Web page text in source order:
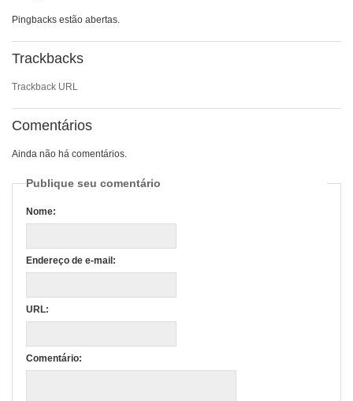
Pingbacks estão abertas.
Trackbacks
Trackback URL
Comentários
Ainda não há comentários.
Publique seu comentário
Nome:
Endereço de e-mail:
URL:
Comentário: